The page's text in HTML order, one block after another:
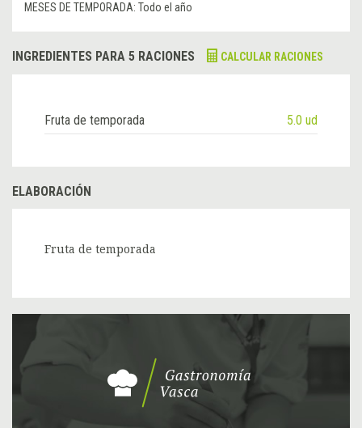
MESES DE TEMPORADA: Todo el año
INGREDIENTES PARA 5 RACIONES CALCULAR RACIONES
Fruta de temporada 5.0 ud
ELABORACIÓN
Fruta de temporada